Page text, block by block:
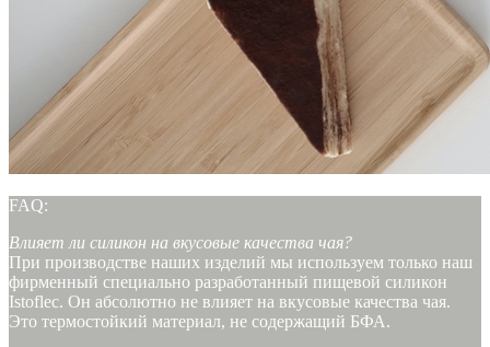
FAQ:
Влияет ли силикон на вкусовые качества чая?
При производстве наших изделий мы используем только наш
фирменный специально разработанный пищевой силикон
Istoflec. Он абсолютно не влияет на вкусовые качества чая.
Это термостойкий материал, не содержащий БФА.